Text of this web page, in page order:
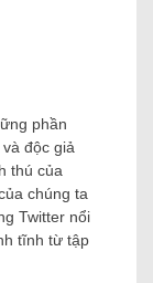
phần
độc giả
thú của
chúng ta
Twitter nổi
tĩnh từ tập